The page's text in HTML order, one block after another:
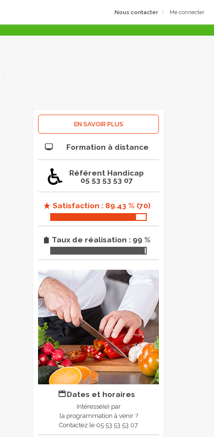
Nous contacter Me connecter
EN SAVOIR PLUS
Formation à distance
Référent Handicap
05 53 53 53 07
Satisfaction : 89.43 % (70)
Taux de réalisation : 99 %
Dates et horaires
Intéressé(e) par
la programmation à venir ?
Contactez le 05 53 53 53 07